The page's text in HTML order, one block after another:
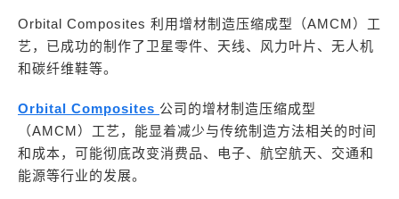
Orbital Composites 利用增材制造压缩成型（AMCM）工
艺，已成功的制作了卫星零件、天线、风力叶片、无人机
和碳纤维鞋等。
Orbital Composites 公司的增材制造压缩成型
（AMCM）工艺，能显着减少与传统制造方法相关的时间
和成本，可能彻底改变消费品、电子、航空航天、交通和
能源等行业的发展。